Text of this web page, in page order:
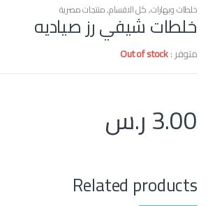
خلطات وبهارات,كل الاقسام,منتجات مصرية
خلطات شيفي رز صياديه
متوفر :Out of stock
3.00ر.س
Related products